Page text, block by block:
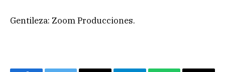
Gentileza: Zoom Producciones.